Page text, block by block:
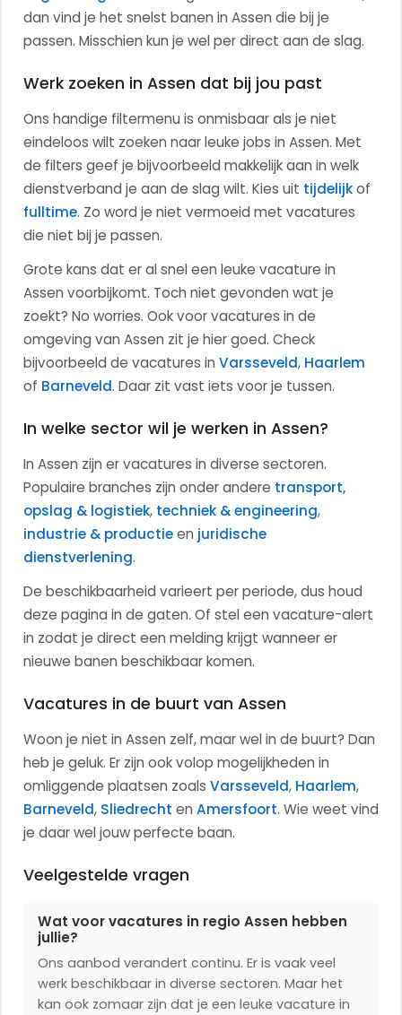
dan vind je het snelst banen in Assen die bij je
passen. Misschien kun je wel per direct aan de slag.
Werk zoeken in Assen dat bij jou past
Ons handige filtermenu is onmisbaar als je niet
eindeloos wilt zoeken naar leuke jobs in Assen. Met
de filters geef je bijvoorbeeld makkelijk aan in welk
dienstverband je aan de slag wilt. Kies uit tijdelijkof
fulltime. Zo word je niet vermoeid met vacatures
die niet bij je passen.
Grote kans dat er al snel een leuke vacature in
Assen voorbijkomt. Toch niet gevonden wat je
zoekt? No worries. Ook voor vacatures in de
omgeving van Assen zit je hier goed. Check
bijvoorbeeld de vacatures in Varsseveld, Haarlem
of Barneveld. Daar zit vast iets voor je tussen.
In welke sector wil je werken in Assen?
In Assen zijn er vacatures in diverse sectoren.
Populaire branches zijn onder andere transport,
opslag & logistiek, techniek & engineering,
industrie & productieen juridische
dienstverlening.
De beschikbaarheid varieert per periode, dus houd
deze pagina in de gaten. Of stel een vacature-alert
in zodat je direct een melding krijgt wanneer er
nieuwe banen beschikbaar komen.
Vacatures in de buurt van Assen
Woon je niet in Assen zelf, maar wel in de buurt? Dan
heb je geluk. Er zijn ook volop mogelijkheden in
omliggende plaatsen zoals Varsseveld, Haarlem,
Barneveld, Sliedrecht en Amersfoort. Wie weet vind
je daar wel jouw perfecte baan.
Veelgestelde vragen
Wat voor vacatures in regio Assen hebben
jullie?
Ons aanbod verandert continu. Er is vaak veel
werk beschikbaar in diverse sectoren. Maar het
kan ook zomaar zijn dat je een leuke vacature in